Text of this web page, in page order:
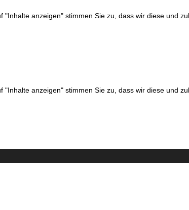
"Inhalte anzeigen" stimmen Sie zu, dass wir diese und
"Inhalte anzeigen" stimmen Sie zu, dass wir diese und